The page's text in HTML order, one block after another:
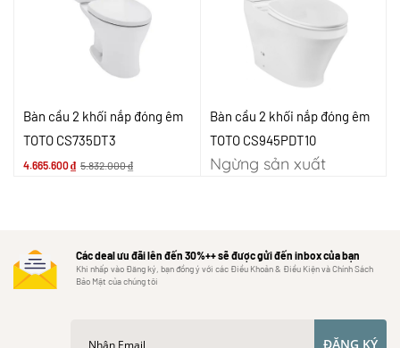
Bàn cầu 2 khối nắp đóng êm
TOTO CS735DT3
4.665.600₫ 5.832.000₫
Bàn cầu 2 khối nắp đóng êm
TOTO CS945PDT10
Ngừng sản xuất
Các deal ưu đãi lên đến 30%++ sẽ được gửi đến inbox của bạn
Khi nhấp vào Đăng ký, bạn đồng ý với các Điều Khoản & Điều Kiện và Chính Sách
Bảo Mật của chúng tôi
ĐĂNG KÝ